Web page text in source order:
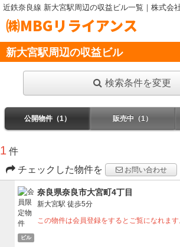
近鉄奈良線 新大宮駅周辺の収益ビル一覧｜株式会
㈱MBGリライアンス
新大宮駅周辺の収益ビル
検索条件を変更
公開物件（1） 販売中（1）
1 件
チェックした物件を
お問い合わせ
ビル
奈良県奈良市大宮町4丁目
新大宮駅 徒歩5分
この物件は会員登録をするとご覧になれます